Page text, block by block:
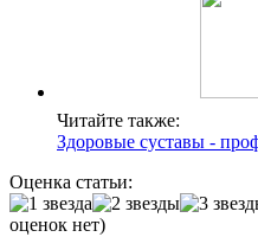
Читайте также:
Здоровые суставы -
Оценка статьи:
оценок нет)